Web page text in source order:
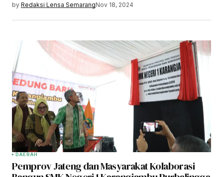
by Redaksi Lensa SemarangNov 18, 2024
DAERAH
Pemprov Jateng dan Masyarakat Kolaborasi